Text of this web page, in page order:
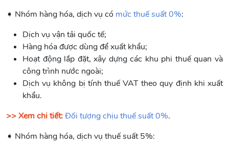
➧ Nhóm hàng hóa, dịch vụ có mức thuế suất 0%:
Dịch vụ vận tải quốc tế;
Hàng hóa được dùng để xuất khẩu;
Hoạt động lắp đặt, xây dựng các khu phi thuế quan và
công trình nước ngoài;
Dịch vụ không bị tính thuế VAT theo quy định khi xuất
khẩu.
>> Xem chi tiết:Đối tượng chịu thuế suất 0%.
➧ Nhóm hàng hóa, dịch vụ thuế suất 5%: